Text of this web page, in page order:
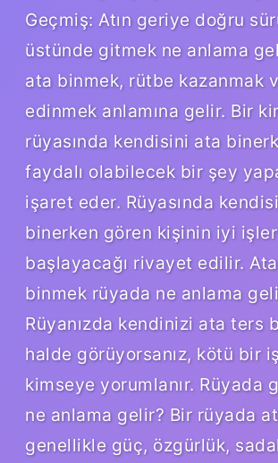
Geçmiş: Atın geriye doğru
üstünde gitmek ne anlama
ata binmek, rütbe kazanmak
edinmek anlamına gelir. Bir
rüyasında kendisini ata
faydalı olabilecek bir şey
işaret eder. Rüyasında
binerken gören kişinin iyi
başlayacağı rivayet edilir.
binmek rüyada ne anlama
Rüyanızda kendinizi ata ters
halde görüyorsanız, kötü bir
kimseye yorumlanır. Rüyada
ne anlama gelir? Bir rüyada
genellikle güç, özgürlük,